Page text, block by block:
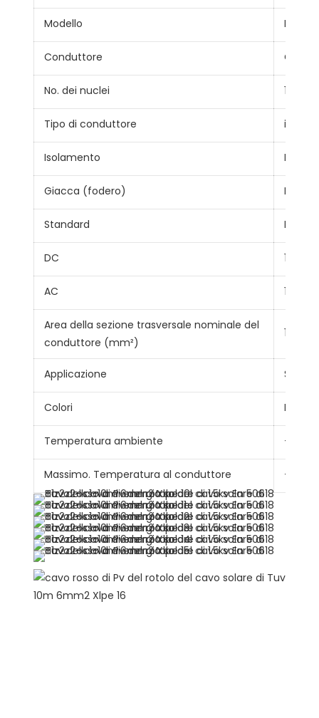
Modello
Conduttore
No. dei nuclei 1
Tipo di conduttore
Isolamento
Giacca (fodero)
Standard EN
DC 1.5kv
AC 1.0/
Area della sezione trasversale nominale del
conduttore (mm²)
Applicazione
Colori Rosso
Temperatura ambiente -40℃
Massimo. Temperatura al conduttore +120 ℃